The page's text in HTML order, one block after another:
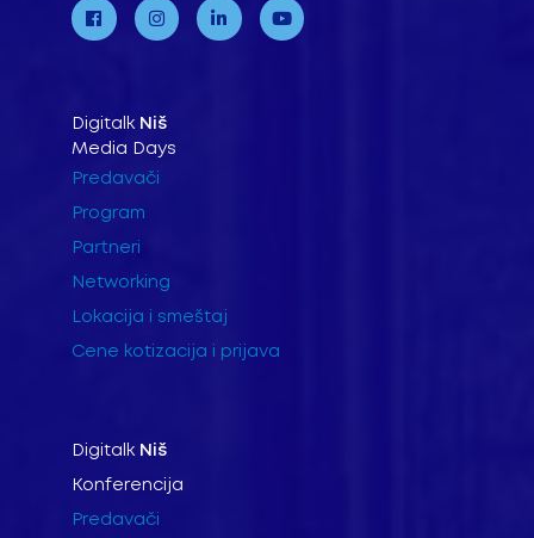
Digitalk Niš
Media Days
Predavači
Program
Partneri
Networking
Lokacija i smeštaj
Cene kotizacija i prijava
Digitalk Niš
Konferencija
Predavači